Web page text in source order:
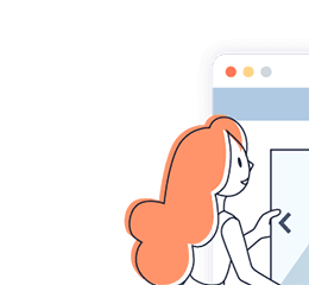
BOOK1
lire, écouter, voir
Prix européen du roman